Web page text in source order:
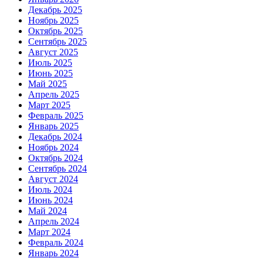
Декабрь 2025
Ноябрь 2025
Октябрь 2025
Сентябрь 2025
Август 2025
Июль 2025
Июнь 2025
Май 2025
Апрель 2025
Март 2025
Февраль 2025
Январь 2025
Декабрь 2024
Ноябрь 2024
Октябрь 2024
Сентябрь 2024
Август 2024
Июль 2024
Июнь 2024
Май 2024
Апрель 2024
Март 2024
Февраль 2024
Январь 2024